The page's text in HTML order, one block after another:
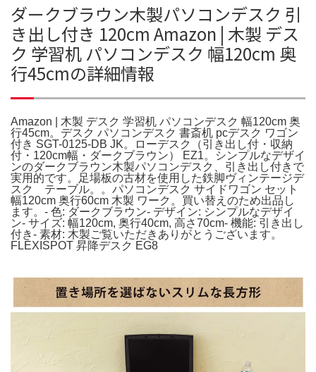
ダークブラウン木製パソコンデスク 引
き出し付き 120cm Amazon | 木製 デス
ク 学習机 パソコンデスク 幅120cm 奥
行45cmの詳細情報
Amazon | 木製 デスク 学習机 パソコンデスク 幅120cm 奥
行45cm。デスク パソコンデスク 書斎机 pcデスク ワゴン
付き SGT-0125-DB JK。ローデスク（引き出し付・収納
付・120cm幅・ダークブラウン） EZ1。シンプルなデザイ
ンのダークブラウン木製パソコンデスク、引き出し付きで
実用的です。足場板の古材を使用した鉄脚ヴィンテージデ
スク テーブル。。パソコンデスク サイドワゴン セット
幅120cm 奥行60cm 木製 ワーク。買い替えのため出品し
ます。- 色: ダークブラウン- デザイン: シンプルなデザイ
ン- サイズ: 幅120cm, 奥行40cm, 高さ70cm- 機能: 引き出し
付き- 素材: 木製ご覧いただきありがとうございます。
FLEXISPOT 昇降デスク EG8